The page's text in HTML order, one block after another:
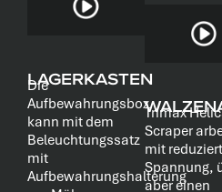
LAGERKASTEN
Die
Aufbewahrungsbox
kann mit dem
Beleuchtungssatz
mit
Aufbewahrungshalterung
Trimax
Scraper
mit
Spannung,
aber einen